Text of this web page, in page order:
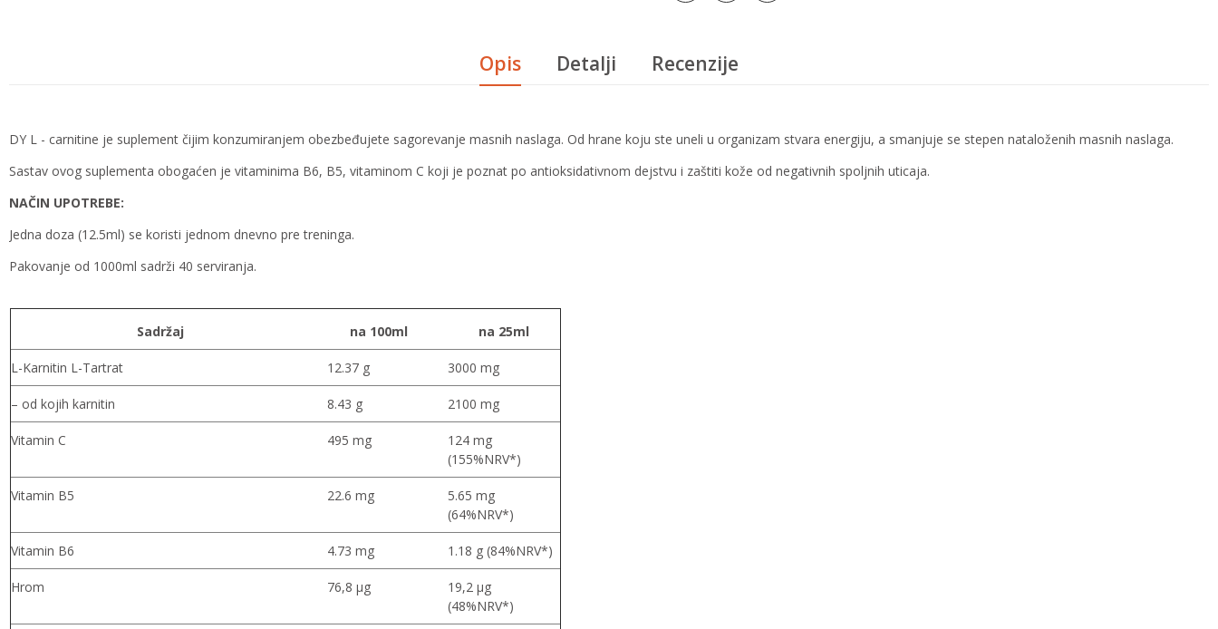
Opis Detalji Recenzije
DY L - carnitine je suplement čijim konzumiranjem obezbeđujete sagorevanje masnih naslaga. Od hrane koju ste uneli u organizam stvara energiju, a smanjuje se stepen nataloženih masnih naslaga.
Sastav ovog suplementa obogaćen je vitaminima B6, B5, vitaminom C koji je poznat po antioksidativnom dejstvu i zaštiti kože od negativnih spoljnih uticaja.
NAČIN UPOTREBE:
Jedna doza (12.5ml) se koristi jednom dnevno pre treninga.
Pakovanje od 1000ml sadrži 40 serviranja.
Sadržaj na 100ml na 25ml
L-Karnitin L-Tartrat 12.37 g 3000 mg
– od kojih karnitin 8.43 g 2100 mg
Vitamin C 495 mg
124 mg
(155%NRV*)
Vitamin B5 22.6 mg
5.65 mg
(64%NRV*)
Vitamin B6 4.73 mg 1.18 g (84%NRV*)
Hrom 76,8 μg
19,2 μg
(48%NRV*)